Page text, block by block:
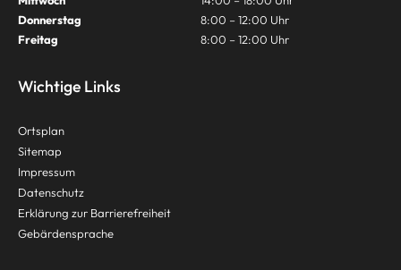
Donnerstag
8:00 – 12:00 Uhr
Freitag
8:00 – 12:00 Uhr
Wichtige Links
Ortsplan
Sitemap
Impressum
Datenschutz
Erklärung zur Barrierefreiheit
Gebärdensprache